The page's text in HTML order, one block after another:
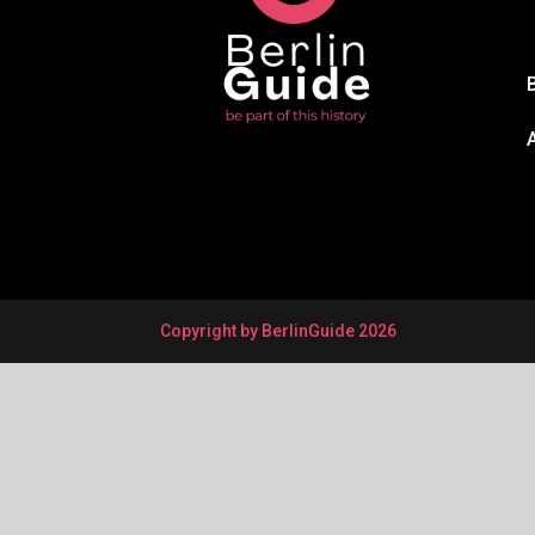
Copyright by BerlinGuide 2026